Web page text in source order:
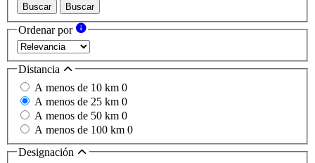
Buscar Buscar
Ordenar por
Distancia
A menos de 10 km 0
A menos de 25 km 0
A menos de 50 km 0
A menos de 100 km 0
Designación